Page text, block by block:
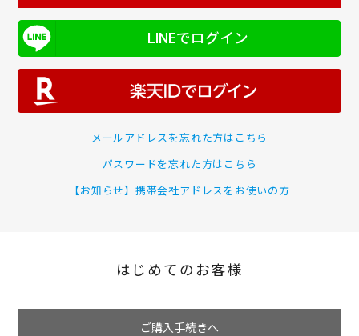
LINEでログイン
メールアドレスを忘れた方はこちら
パスワードを忘れた方はこちら
【お知らせ】携帯会社アドレスをお使いの方
はじめてのお客様
ご購入手続きへ